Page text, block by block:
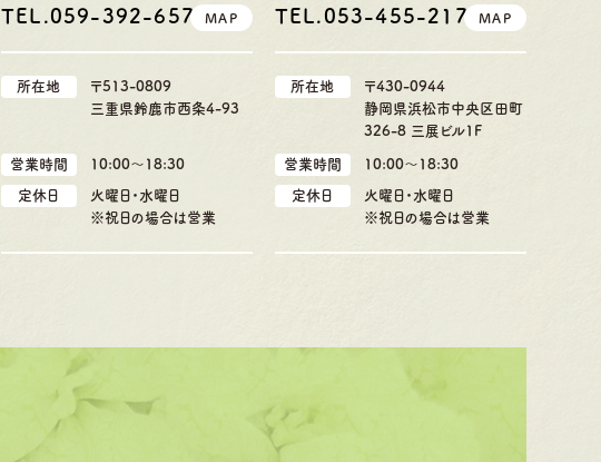
TEL.059-392-6577MAP
所在地
〒513-0809
三重県鈴鹿市西条4-93
営業時間 10:00〜18:30
定休日
火曜日・水曜日
※祝日の場合は営業
TEL.053-455-2177MAP
所在地
〒430-0944
静岡県浜松市中央区田町
326-8 三展ビル1F
営業時間 10:00〜18:30
定休日
火曜日・水曜日
※祝日の場合は営業